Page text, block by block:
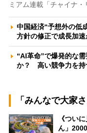
ミアム連載「チャイナ
中国経済“予想外の低
方針の修正で成長加
“AI革命”で爆発的な
か？ 高い競争力を
「みんなで大家
《つい
ん」